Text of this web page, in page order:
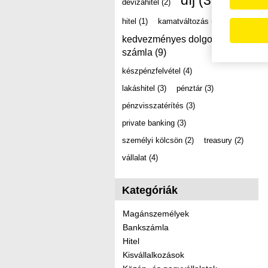
devizahitel (2)
hitel (1) kamatváltozás (2)
kedvezményes dolgozói
számla (9)
készpénzfelvétel (4)
lakáshitel (3) pénztár (3)
pénzvisszatérítés (3)
private banking (3)
személyi kölcsön (2) treasury (2)
vállalat (4)
Kategóriák
Magánszemélyek
Bankszámla
Hitel
Kisvállalkozások